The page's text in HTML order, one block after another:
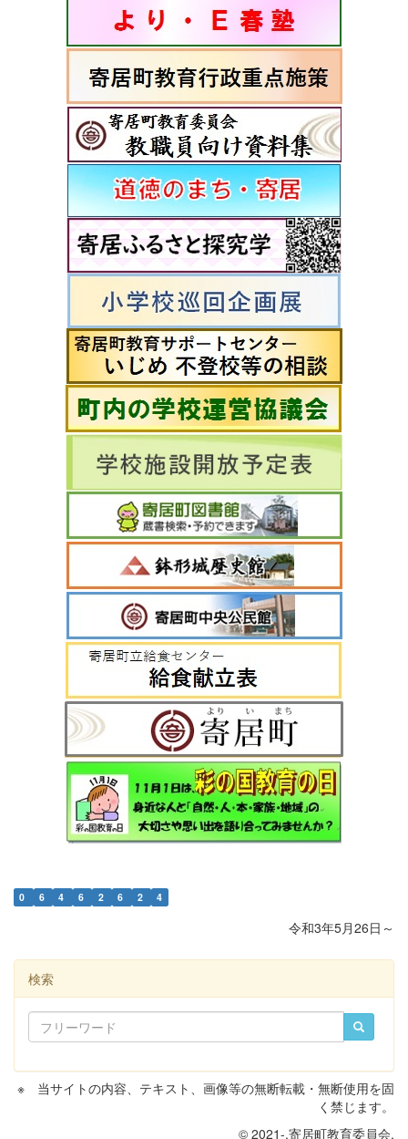
0 6 4 6 2 6 2 4
令和3年5月26日～
検索
※ 当サイトの内容、テキスト、画像等の無断転載・無断使用を固
く禁じます。
© 2021-.寄居町教育委員会.